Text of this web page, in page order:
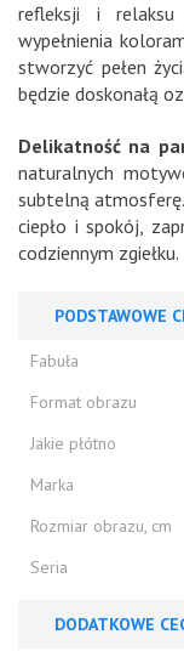
refleksji i relaksu
wypełnienia
stworzyć pełen
będzie doskonałą
Delikatność na
naturalnych
subtelną
ciepło i spokój,
codziennym zgiełku.
PODSTAWOWE
Fabuła
Format obrazu
Jakie płótno
Marka
Rozmiar obrazu, cm
Seria
DODATKOWE